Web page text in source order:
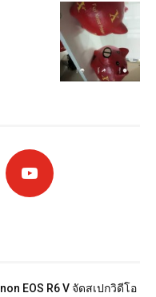
EOS R6 V จัดสเปกวิดีโอ